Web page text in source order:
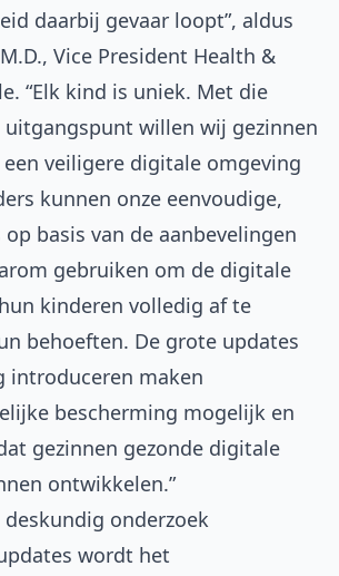
daarbij gevaar loopt”, aldus
Vice President Health &
“Elk kind is uniek. Met die
willen wij gezinnen
veiligere digitale omgeving
kunnen onze eenvoudige,
basis van de aanbevelingen
gebruiken om de digitale
kinderen volledig af te
behoeften. De grote updates
introduceren maken
bescherming mogelijk en
gezinnen gezonde digitale
ontwikkelen.”
onderzoek
wordt het